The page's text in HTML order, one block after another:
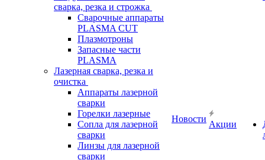
сварка, резка и строжка
Сварочные аппараты
PLASMA CUT
Плазмотроны
Запасные части
PLASMA
Лазерная сварка, резка и
очистка
Аппараты лазерной
сварки
Горелки лазерные
Сопла для лазерной
сварки
Линзы для лазерной
сварки
Новости
Акции